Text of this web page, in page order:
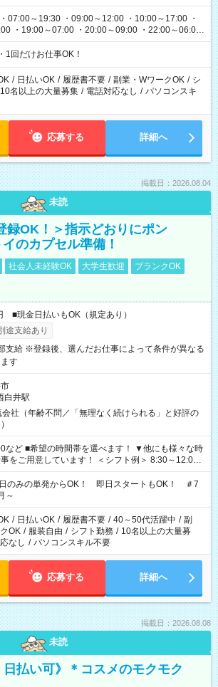
07:00～19:30 ・09:00～12:00 ・10:00～17:00 ・
・19:00～07:00 ・20:00～09:00 ・22:00～06:00
紹介！ ※シフトは
1回だけお仕事OK！
/ 日払いOK / 履歴書不要 / 副業・WワークOK / シ
10名以上の大量募集 / 電話対応なし / パソコンスキ
応募する 詳細へ
掲載日：2026.08.04
未読
録OK！＞指示どおりにポン
のカプセル準備！
社会人未経験OK 大学生歓迎
ブランクOK
■現金日払いもOK（規定あり）
途支給あり
支給 ※登録後、選んだお仕事によって条件が異なる
す
白井駅
会社（年齢不問／「無理なく続けられる」と好評の
■希望の時間帯を選べます！ ▼他にも様々な時
をご用意しています！ ＜シフト例＞ 8:30～12:00
13:00～22:00 22:00～翌6:00 など
みの単発からOK！ 即日スタートもOK！ ＃7
～
/ 日払いOK / 履歴書不要 / 40～50代活躍中 / 副
OK / 服装自由 / シフト勤務 / 10名以上の大量募
なし / パソコンスキル不要
応募する 詳細へ
掲載日：2026.08.08
未読
日払い可》＊コスメのモクモク